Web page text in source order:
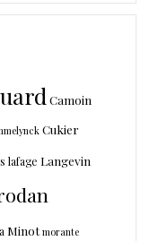
Camoin
Cukier
lafage Langevin
Minot morante